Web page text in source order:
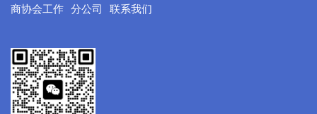
商协会工作 分公司 联系我们